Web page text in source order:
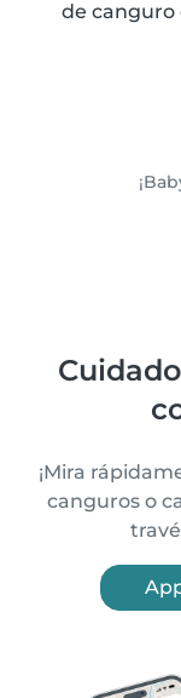
de canguro
¡Mira
canguros o